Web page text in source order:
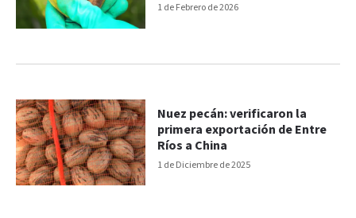
1 de Febrero de 2026
1 de Diciembre de 2025
Nuez pecán: verificaron la
primera exportación de Entre
Ríos a China